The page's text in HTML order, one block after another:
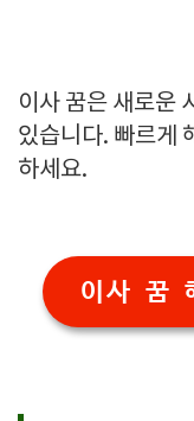
이사 꿈은 새로운
있습니다. 빠르게
하세요.
이사 꿈